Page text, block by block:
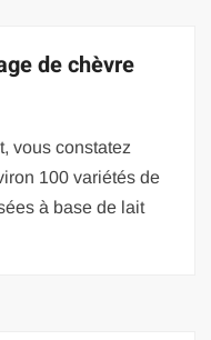
de chèvre
vous constatez
100 variétés de
à base de lait